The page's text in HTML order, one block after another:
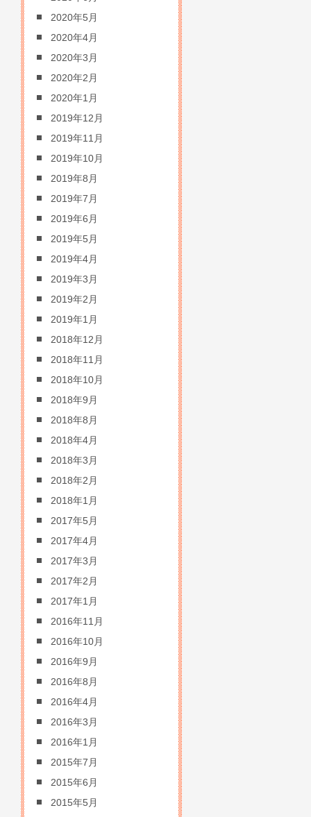
2020年5月
2020年4月
2020年3月
2020年2月
2020年1月
2019年12月
2019年11月
2019年10月
2019年8月
2019年7月
2019年6月
2019年5月
2019年4月
2019年3月
2019年2月
2019年1月
2018年12月
2018年11月
2018年10月
2018年9月
2018年8月
2018年4月
2018年3月
2018年2月
2018年1月
2017年5月
2017年4月
2017年3月
2017年2月
2017年1月
2016年11月
2016年10月
2016年9月
2016年8月
2016年4月
2016年3月
2016年1月
2015年7月
2015年6月
2015年5月